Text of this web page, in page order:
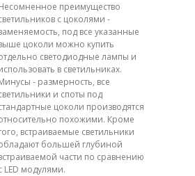
преимущество
с цоколями -
под все указанные
цоколи можно купить
светодиодные лампы и
в светильниках.
- размерность, все
и споты под
цоколи производятся
похожими. Кроме
встраиваемые светильники
большей глубиной
части по сравнению
LED модулями.